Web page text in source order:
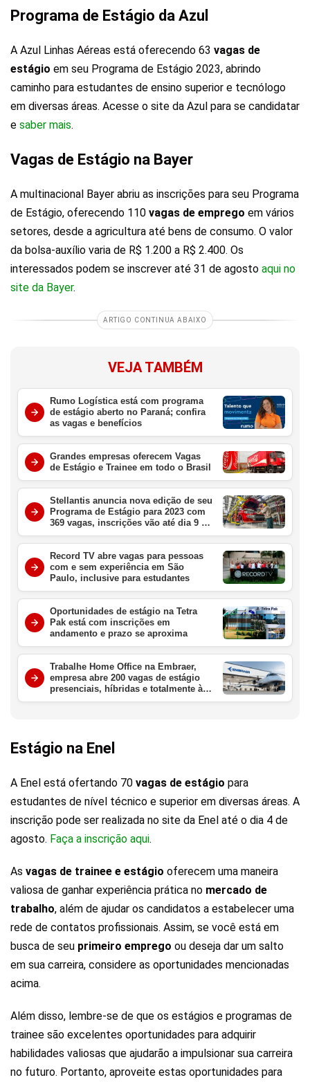
Programa de Estágio da Azul
A Azul Linhas Aéreas está oferecendo 63 vagas de
estágio em seu Programa de Estágio 2023, abrindo
caminho para estudantes de ensino superior e tecnólogo
em diversas áreas. Acesse o site da Azul para se candidatar
e saber mais.
Vagas de Estágio na Bayer
A multinacional Bayer abriu as inscrições para seu Programa
de Estágio, oferecendo 110 vagas de emprego em vários
setores, desde a agricultura até bens de consumo. O valor
da bolsa-auxílio varia de R$ 1.200 a R$ 2.400. Os
interessados podem se inscrever até 31 de agosto aqui no
site da Bayer.
ARTIGO CONTINUA ABAIXO
VEJA TAMBÉM
Rumo Logística está com programa
de estágio aberto no Paraná; confira
as vagas e benefícios
Grandes empresas oferecem Vagas
de Estágio e Trainee em todo o Brasil
Stellantis anuncia nova edição de seu
Programa de Estágio para 2023 com
369 vagas, inscrições vão até dia 9 de
julho
Record TV abre vagas para pessoas
com e sem experiência em São
Paulo, inclusive para estudantes
Oportunidades de estágio na Tetra
Pak está com inscrições em
andamento e prazo se aproxima
Trabalhe Home Office na Embraer,
empresa abre 200 vagas de estágio
presenciais, híbridas e totalmente à
distância
Estágio na Enel
A Enel está ofertando 70 vagas de estágio para
estudantes de nível técnico e superior em diversas áreas. A
inscrição pode ser realizada no site da Enel até o dia 4 de
agosto. Faça a inscrição aqui.
As vagas de trainee e estágio oferecem uma maneira
valiosa de ganhar experiência prática no mercado de
trabalho, além de ajudar os candidatos a estabelecer uma
rede de contatos profissionais. Assim, se você está em
busca de seu primeiro emprego ou deseja dar um salto
em sua carreira, considere as oportunidades mencionadas
acima.
Além disso, lembre-se de que os estágios e programas de
trainee são excelentes oportunidades para adquirir
habilidades valiosas que ajudarão a impulsionar sua carreira
no futuro. Portanto, aproveite estas oportunidades para